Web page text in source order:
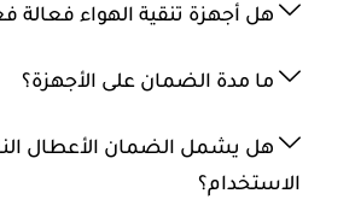
هل أجهزة تنقية الهواء فعالة
ما مدة الضمان على الأجهزة؟
هل يشمل الضمان الأعطال
الاستخدام؟